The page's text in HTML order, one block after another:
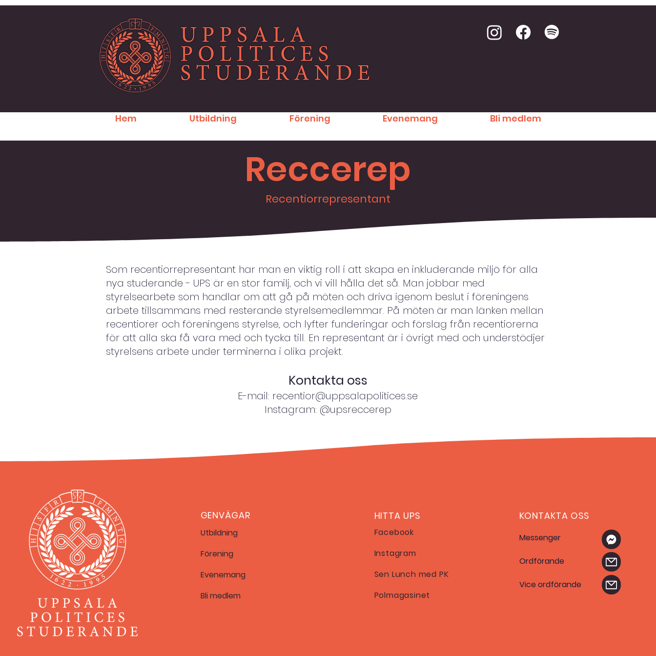
Hem Utbildning Förening Evenemang Bli medlem
Reccerep
Recentiorrepresentant
Som recentiorrepresentant har man en viktig roll i att skapa en inkluderande miljö för alla
nya studerande - UPS är en stor familj, och vi vill hålla det så. Man jobbar med
styrelsearbete som handlar om att gå på möten och driva igenom beslut i föreningens
arbete tillsammans med resterande styrelsemedlemmar. På möten är man länken mellan
recentiorer och föreningens styrelse, och lyfter funderingar och förslag från recentiorerna
för att alla ska få vara med och tycka till. En representant är i övrigt med och understödjer
styrelsens arbete under terminerna i olika projekt.
Kontakta oss
E-mail: recentior@uppsalapolitices.se
Instagram: @upsreccerep
GENVÄGAR
Utbildning
Förening
Evenemang
Blimedlem
HITTA UPS
Facebook
Instagram
Sen Lunch med PK
Polmagasinet
KONTAKTA OSS
Messenger
Ordförande
Vice ordförande